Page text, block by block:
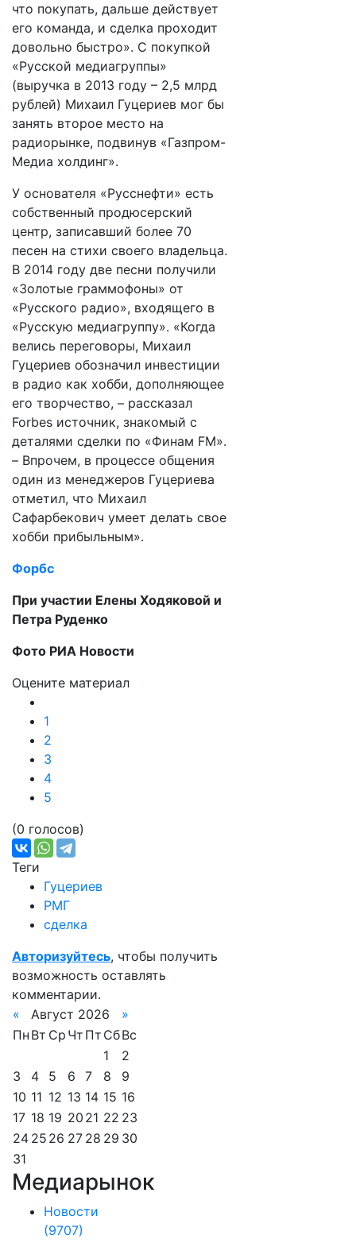
что покупать, дальше действует
его команда, и сделка проходит
довольно быстро». С покупкой
«Русской медиагруппы»
(выручка в 2013 году – 2,5 млрд
рублей) Михаил Гуцериев мог бы
занять второе место на
радиорынке, подвинув «Газпром-
Медиа холдинг».
У основателя «Русснефти» есть
собственный продюсерский
центр, записавший более 70
песен на стихи своего владельца.
В 2014 году две песни получили
«Золотые граммофоны» от
«Русского радио», входящего в
«Русскую медиагруппу». «Когда
велись переговоры, Михаил
Гуцериев обозначил инвестиции
в радио как хобби, дополняющее
его творчество, – рассказал
Forbes источник, знакомый с
деталями сделки по «Финам FM».
– Впрочем, в процессе общения
один из менеджеров Гуцериева
отметил, что Михаил
Сафарбекович умеет делать свое
хобби прибыльным».
Форбс
При участии Елены Ходяковой и
Петра Руденко
Фото РИА Новости
Оцените материал
1
2
3
4
5
(0 голосов)
Теги
Гуцериев
РМГ
сделка
Авторизуйтесь, чтобы получить
возможность оставлять
комментарии.
«
Август 2026
»
Пн Вт Ср Чт Пт СбВс
1
2
3
4 5 6 7 8
9
10 11 12 13 14 15 16
17 18 19 20 21 22 23
24 25 26 27 28 29 30
31
Медиарынок
Новости
(9707)